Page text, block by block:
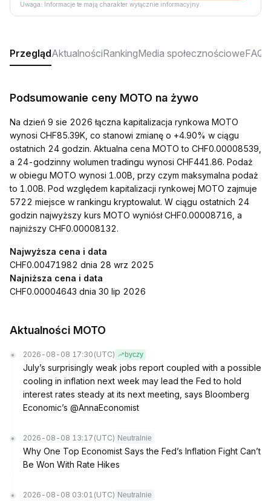
Uwaga: Informacje te mają charakter wyłącznie informacyjny.
PrzeglądAktualnościRankingMedia społecznościoweFAQ
Podsumowanie ceny MOTO na żywo
Na dzień 9 sie 2026 łączna kapitalizacja rynkowa MOTO
wynosi CHF85.39K, co stanowi zmianę o +4.90% w ciągu
ostatnich 24 godzin. Aktualna cena MOTO to CHF0.00008539,
a 24-godzinny wolumen tradingu wynosi CHF441.86. Podaż
w obiegu MOTO wynosi 1.00B, przy czym maksymalna podaż
to 1.00B. Pod względem kapitalizacji rynkowej MOTO zajmuje
5722 miejsce w rankingu kryptowalut. W ciągu ostatnich 24
godzin najwyższy kurs MOTO wyniósł CHF0.00008716, a
najniższy CHF0.00008132.
Najwyższa cena i data
CHF0.00471982 dnia 28 wrz 2025
Najniższa cena i data
CHF0.00004643 dnia 30 lip 2026
Aktualności MOTO
2026-08-08 17:30 (UTC) byczy
July’s surprisingly weak jobs report coupled with a possible
cooling in inflation next week may lead the Fed to hold
interest rates steady at its next meeting, says Bloomberg
Economic’s @AnnaEconomist
2026-08-08 13:17 (UTC) Neutralnie
Why One Top Economist Says the Fed’s Inflation Fight Can’t
Be Won With Rate Hikes
2026-08-08 03:01 (UTC) Neutralnie